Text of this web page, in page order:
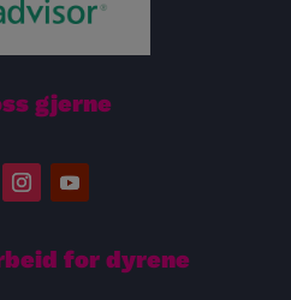
gjerne
for dyrene